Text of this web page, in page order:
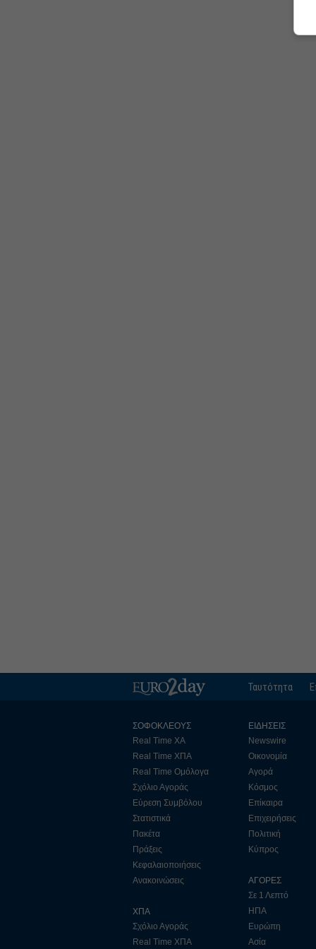
Ταυτότητα
ΣΟΦΟΚΛΕΟΥΣ
Real Time ΧΑ
Real Time ΧΠΑ
Real Time Ομόλογα
Σχόλιο Αγοράς
Εύρεση Συμβόλου
Στατιστικά
Πακέτα
Πράξεις
Κεφαλαιοποιήσεις
Ανακοινώσεις
ΧΠΑ
Σχόλιο Αγοράς
Real Time ΧΠΑ
ΕΙΔΗΣΕΙΣ
Newswire
Οικονομία
Αγορά
Κόσμος
Επίκαιρα
Επιχειρήσεις
Πολιτική
Κύπρος
ΑΓΟΡΕΣ
Σε 1 Λεπτό
ΗΠΑ
Ευρώπη
Ασία